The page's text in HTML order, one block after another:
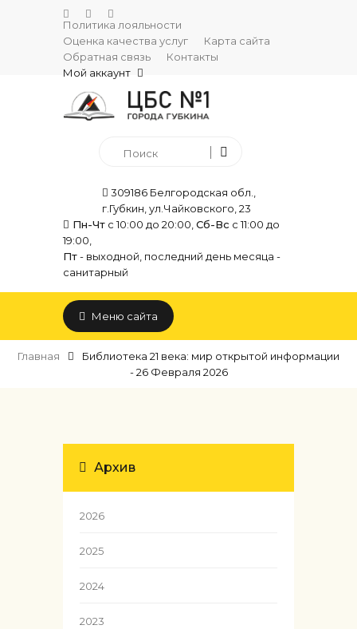
Политика лояльности
Оценка качества услуг
Карта сайта
Обратная связь
Контакты
Мой аккаунт
309186 Белгородская обл.,
г.Губкин, ул.Чайковского, 23
Пн-Чт с 10:00 до 20:00, Сб-Вс с 11:00 до
19:00,
Пт- выходной, последний день месяца -
санитарный
Меню сайта
Главная
Библиотека 21 века: мир открытой информации
- 26 Февраля 2026
Архив
2026
2025
2024
2023